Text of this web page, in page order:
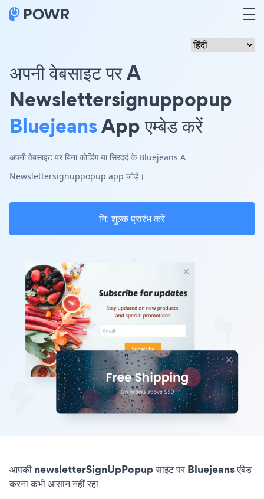
अपनी वेबसाइट पर A
Newslettersignuppopup
BluejeansApp एम्बेड करें
अपनी वेबसाइट पर बिना कोडिंग या सिरदर्द के Bluejeans A
Newslettersignuppopup app जोड़ें।
नि: शुल्क प्रारंभ करें
आपकी newsletterSignUpPopup साइट पर Bluejeans एंबेड
करना कभी आसान नहीं रहा